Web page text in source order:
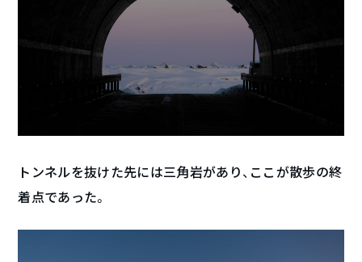
トンネルを抜けた先には三角岩があり、ここが散歩の終
着点であった。